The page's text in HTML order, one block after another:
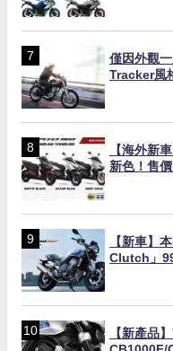
僅因外觀
Tracker風
【海外新
新色！售
【新車】
Clutch」
【新產品